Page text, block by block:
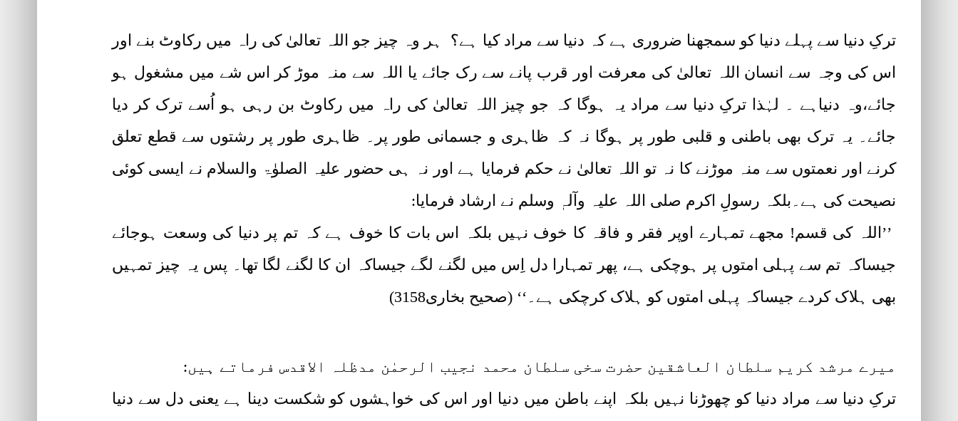
ترکِ دنیا سے پہلے دنیا کو سمجھنا ضروری ہے کہ دنیا سے مراد کیا ہے؟ ہر وہ چیز جو اللہ تعالیٰ کی راہ میں رکاوٹ بنے اور
اس کی وجہ سے انسان اللہ تعالیٰ کی معرفت اور قرب پانے سے رک جائے یا اللہ سے منہ موڑ کر اس شے میں مشغول ہو
جائے،وہ دنیاہے ۔ لہٰذا ترکِ دنیا سے مراد یہ ہوگا کہ جو چیز اللہ تعالیٰ کی راہ میں رکاوٹ بن رہی ہو اُسے ترک کر دیا
جائے۔ یہ ترک بھی باطنی و قلبی طور پر ہوگا نہ کہ ظاہری و جسمانی طور پر۔ ظاہری طور پر رشتوں سے قطع تعلق
کرنے اور نعمتوں سے منہ موڑنے کا نہ تو اللہ تعالیٰ نے حکم فرمایا ہے اور نہ ہی حضور علیہ الصلوٰۃ والسلام نے ایسی کوئی
نصیحت کی ہے۔بلکہ رسولِ اکرم صلی اللہ علیہ وآلہٖ وسلم نے ارشاد فرمایا:
’’اللہ کی قسم! مجھے تمہارے اوپر فقر و فاقہ کا خوف نہیں بلکہ اس بات کا خوف ہے کہ تم پر دنیا کی وسعت ہوجائے
جیساکہ تم سے پہلی امتوں پر ہوچکی ہے، پھر تمہارا دل اِس میں لگنے لگے جیساکہ ان کا لگنے لگا تھا۔ پس یہ چیز تمہیں
بھی ہلاک کردے جیساکہ پہلی امتوں کو ہلاک کرچکی ہے۔‘‘ (صحیح بخاری3158)
میرے مرشد کریم سلطان العاشقین حضرت سخی سلطان محمد نجیب الرحمٰن مدظلہ الاقدس فرماتے ہیں:
ترکِ دنیا سے مراد دنیا کو چھوڑنا نہیں بلکہ اپنے باطن میں دنیا اور اس کی خواہشوں کو شکست دینا ہے یعنی دل سے دنیا